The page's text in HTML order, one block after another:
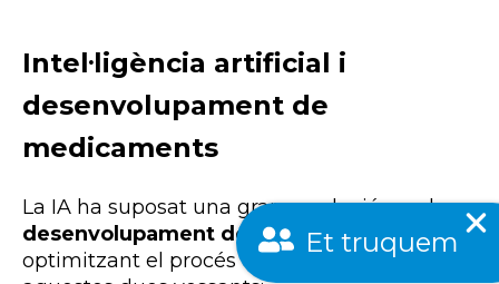
Intel·ligència artificial i
desenvolupament de
medicaments
La IA ha suposat una gran revolució en el
desenvolupament de nous fàrmacs,
optimitzant el procés especialment en
Et truquem